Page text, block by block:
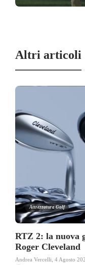
Altri articoli
Attrezzatura Golf
RTZ 2: la nuova
Roger Cleveland
Andrea Vercelli 4 Agosto